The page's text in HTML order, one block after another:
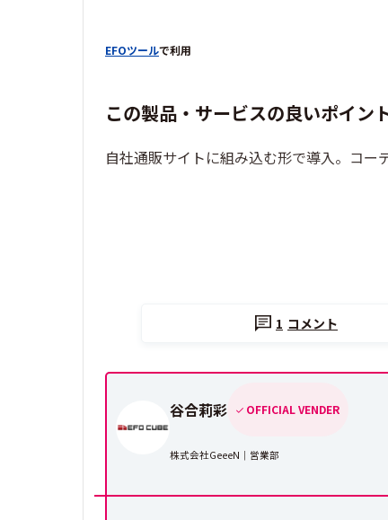
EFOツールで利用
この製品・サービスの良いポイン
自社通販サイトに組み込む形で導入。コー
1 コメント
谷合莉彩 OFFICIAL VENDER
株式会社GeeeN｜営業部